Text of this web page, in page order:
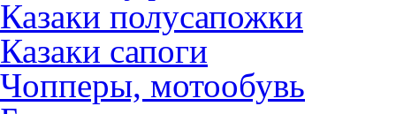
Казаки полусапожки
Казаки сапоги
Чопперы, мотообувь